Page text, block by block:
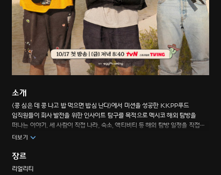
소개
<콩 심은 데 콩 나고 밥 먹으면 밥심 난다>에서 미션을 성공한 KKPP푸드
임직원들이 회사 발전을 위한 인사이트 탐구를 목적으로 멕시코 해외 탐방을
떠나는 이야기. 세 사람이 직접 나라, 숙소, 액티비티 등 해외 탐방 일정을 직접
수립하는 좌충우돌 탐방기.
더보기
장르
리얼리티